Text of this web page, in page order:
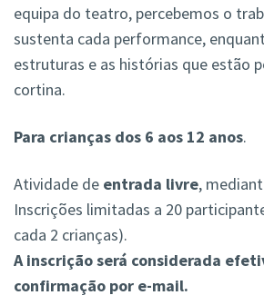
equipa do teatro, percebemos o
sustenta cada performance,
estruturas e as histórias que estão
cortina.
Para crianças dos 6 aos 12 anos.
Atividade de entrada livre,
Inscrições limitadas a 20
cada 2 crianças).
A inscrição será considerada
confirmação por e-mail.